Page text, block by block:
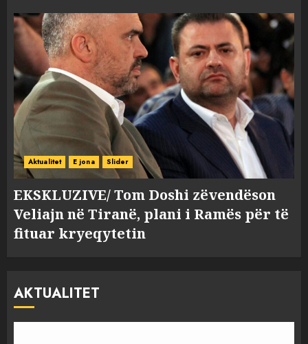
Aktualitet E jona Slider
EKSKLUZIVE/ Tom Doshi zëvendëson
Veliajn në Tiranë, plani i Ramës për të
fituar kryeqytetin
AKTUALITET